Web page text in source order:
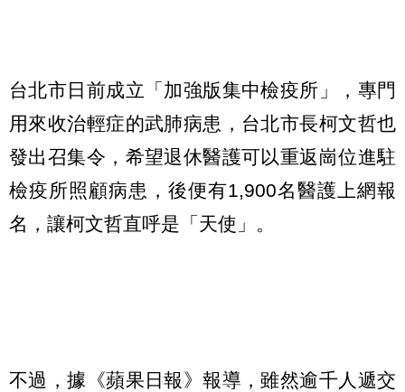
台北市日前成立「加強版集中檢疫所」，專門
用來收治輕症的武肺病患，台北市長柯文哲也
發出召集令，希望退休醫護可以重返崗位進駐
檢疫所照顧病患，後便有1,900名醫護上網報
名，讓柯文哲直呼是「天使」。
不過，據《蘋果日報》報導，雖然逾千人遞交